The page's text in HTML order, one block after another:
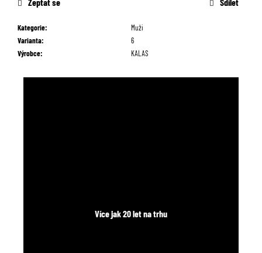
Kategorie:
Muži
Varianta:
6
Výrobce: KALAS
Více jak 20 let na trhu